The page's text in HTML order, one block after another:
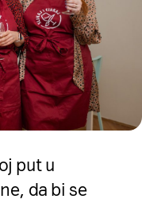
put u
da bi se